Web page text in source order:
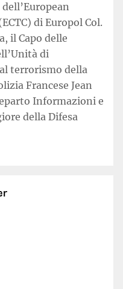
di Europol Col.
il Capo delle
di
terrorismo della
Francese Jean
Informazioni e
della Difesa